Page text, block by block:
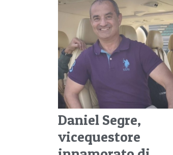
Daniel Segre,
vicequestore